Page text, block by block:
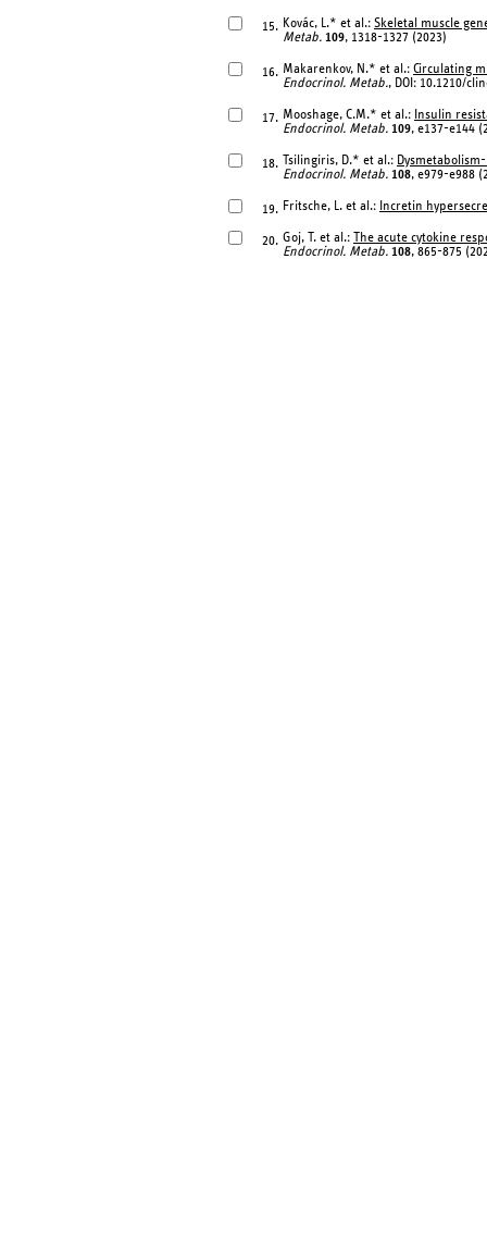
15. Kovác, L.* et al.: Skeletal muscle
Metab. 109, 1318-1327 (2023)
16. Makarenkov, N.* et al.: Circulating
Endocrinol. Metab., DOI: 10.1210/
17. Mooshage, C.M.* et al.: Insulin
Endocrinol. Metab. 109, e137-e144
18. Tsilingiris, D.* et al.:
Endocrinol. Metab. 108, e979-e988
19. Fritsche, L. et al.: Incretin
20. Goj, T. et al.: The acute cytokine
Endocrinol. Metab. 108, 865-875